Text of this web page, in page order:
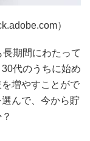
）
期間にわたって
代のうちに始め
増やすことがで
んで、今から貯